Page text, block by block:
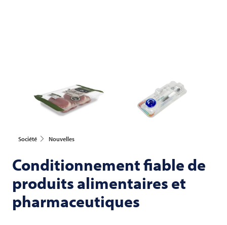
Société Nouvelles
Conditionnement fiable de
produits alimentaires et
pharmaceutiques